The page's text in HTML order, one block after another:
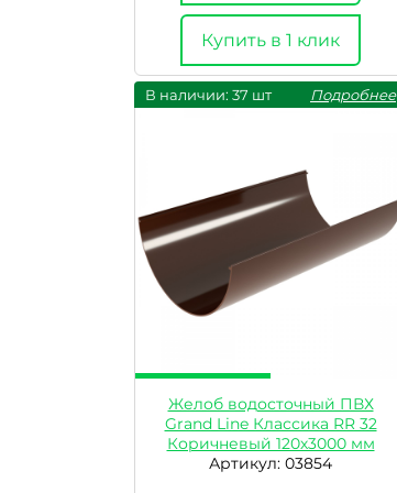
Купить в 1 клик
В наличии: 37 шт Подробнее
Желоб водосточный ПВХ
Grand Line Классика RR 32
Коричневый 120х3000 мм
Артикул: 03854